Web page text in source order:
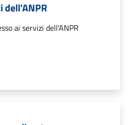
dell'ANPR
ai servizi dell'ANPR